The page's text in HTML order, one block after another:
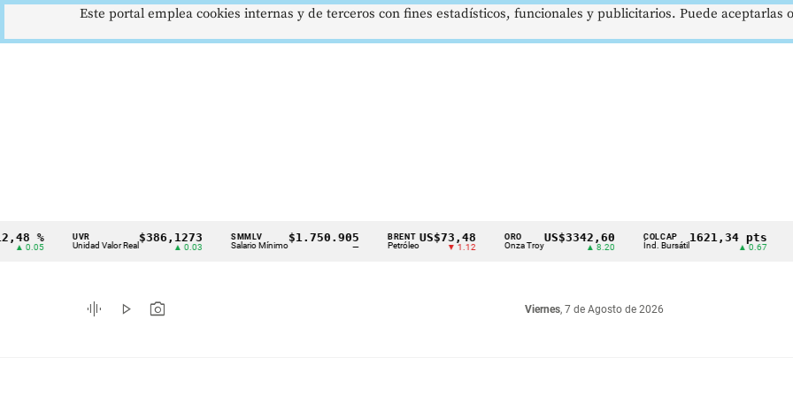
Cintillo
indicadores
económicos
%
Unidad Valor Real
$386,1273 SMMLV
Salario Mínimo
$1.750.905
Petróleo
US$73,48
▼ 1.12 Onza Troy
US$3342,60 COLCAP
Índ. Bursátil
1621,34 pts USD/
Dólar
graphic_eq play_arrow photo_camera Viernes, 7 de Agosto de 2026
Este portal emplea cookies internas y de terceros con fines estadísticos, funcionales y publicitarios. Puede aceptarlas